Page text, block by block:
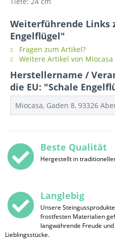
Weiterführende Links
Engelflügel"
Fragen zum Artikel?
Weitere Artikel von Miocasa
Herstellername /
die EU: "Schale
Miocasa, Gaden 8, 93326
Beste Qualität
Hergestellt in
Langlebig
Unsere
frostfesten Materialien
langwährende Freude
Lieblingsstücke.